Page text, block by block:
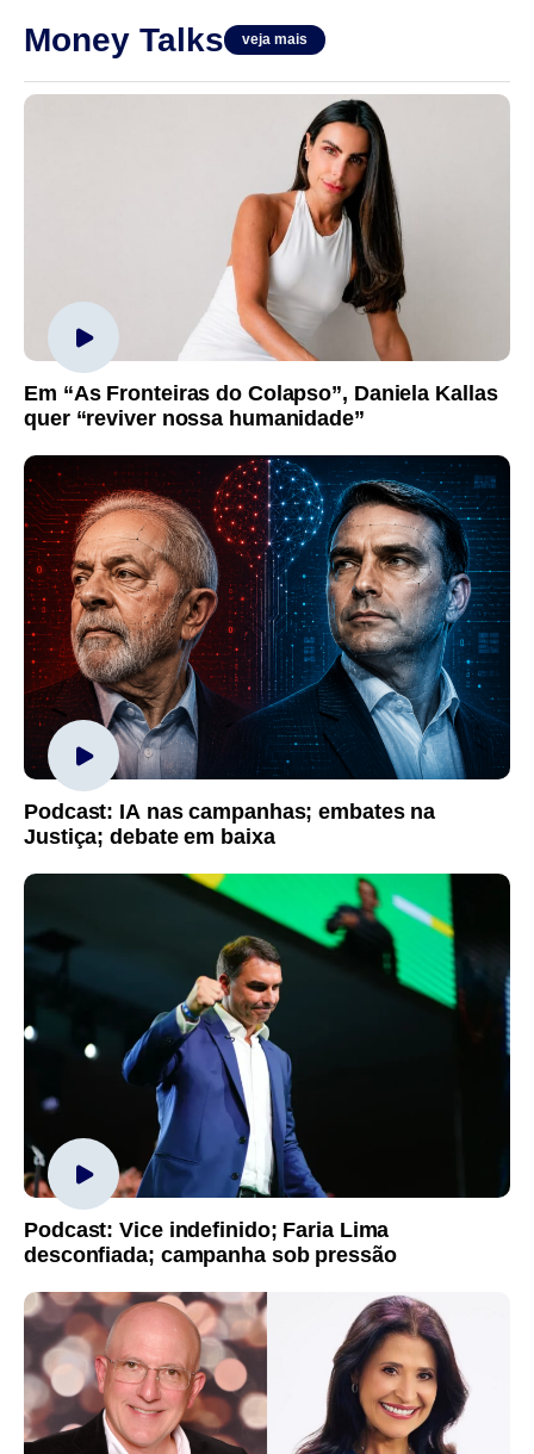
Money Talks veja mais
Em “As Fronteiras do Colapso”, Daniela Kallas
quer “reviver nossa humanidade”
Podcast: IA nas campanhas; embates na
Justiça; debate em baixa
Podcast: Vice indefinido; Faria Lima
desconfiada; campanha sob pressão